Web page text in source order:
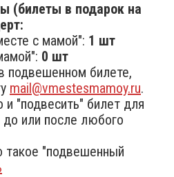
(билеты в подарок на
с мамой": 1 шт
0 шт
подвешенном билете,
mail@vmestesmamoy.ru.
"подвесить" билет для
или после любого
такое "подвешенный